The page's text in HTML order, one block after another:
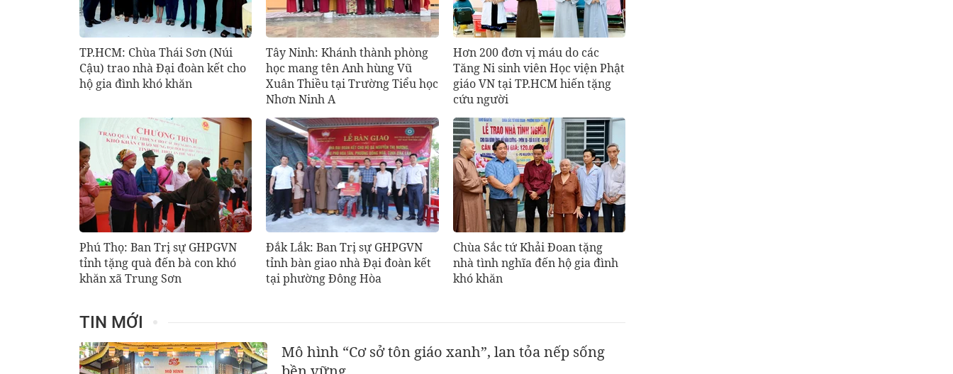
TP.HCM: Chùa Thái Sơn (Núi
Cậu) trao nhà Đại đoàn kết cho
hộ gia đình khó khăn
Tây Ninh: Khánh thành phòng
học mang tên Anh hùng Vũ
Xuân Thiều tại Trường Tiểu học
Nhơn Ninh A
Hơn 200 đơn vị máu do các
Tăng Ni sinh viên Học viện Phật
giáo VN tại TP.HCM hiến tặng
cứu người
Phú Thọ: Ban Trị sự GHPGVN
tỉnh tặng quà đến bà con khó
khăn xã Trung Sơn
Đắk Lắk: Ban Trị sự GHPGVN
tỉnh bàn giao nhà Đại đoàn kết
tại phường Đông Hòa
Chùa Sắc tứ Khải Đoan tặng
nhà tình nghĩa đến hộ gia đình
khó khăn
TIN MỚI
Mô hình “Cơ sở tôn giáo xanh”, lan tỏa nếp sống